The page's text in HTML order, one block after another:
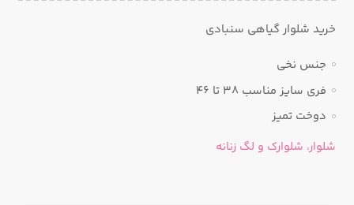
خرید شلوار گیاهی سنبادی
جنس نخی
فری سایز مناسب ۳۸ تا ۴۶
دوخت تمیز
شلوار، شلوارک و لگ زنانه